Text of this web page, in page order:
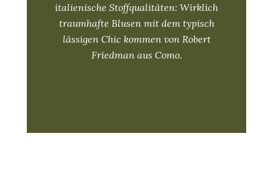
italienische Stoffqualitäten: Wirklich
traumhafte Blusen mit dem typisch
lässigen Chic kommen von Robert
Friedman aus Como.